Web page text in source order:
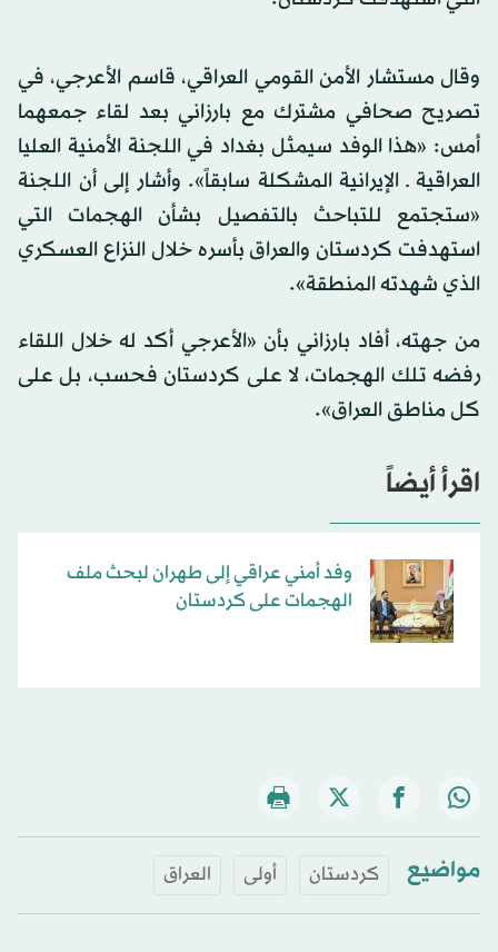
وقال مستشار الأمن القومي العراقي، قاسم الأعرجي، في
تصريح صحافي مشترك مع بارزاني بعد لقاء جمعهما
أمس: «هذا الوفد سيمثل بغداد في اللجنة الأمنية العليا
العراقية ـ الإيرانية المشكلة سابقاً». وأشار إلى أن اللجنة
«ستجتمع للتباحث بالتفصيل بشأن الهجمات التي
استهدفت كردستان والعراق بأسره خلال النزاع العسكري
الذي شهدته المنطقة».
من جهته، أفاد بارزاني بأن «الأعرجي أكد له خلال اللقاء
رفضه تلك الهجمات، لا على كردستان فحسب، بل على
كل مناطق العراق».
اقرأ أيضاً
وفد أمني عراقي إلى طهران لبحث ملف
الهجمات على كردستان
مواضيع كردستان أولى العراق